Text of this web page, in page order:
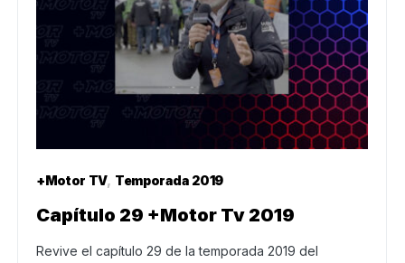
+Motor TV Temporada 2019
Capítulo 29 +Motor Tv 2019
Revive el capítulo 29 de la temporada 2019 del